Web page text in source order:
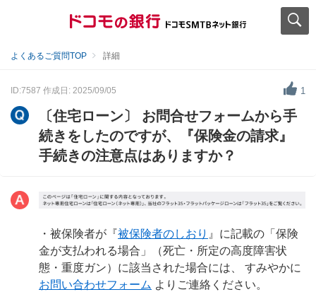
よくあるご質問TOP 詳細
ID:7587 作成日: 2025/09/05 1
〔住宅ローン〕 お問合せフォームから手
続きをしたのですが、『保険金の請求』
手続きの注意点はありますか？
・被保険者が『被保険者のしおり 』に記載の「保険
金が支払われる場合」（死亡・所定の高度障害状
態・重度ガン）に該当された場合には、 すみやかに
お問い合わせフォーム よりご連絡ください。